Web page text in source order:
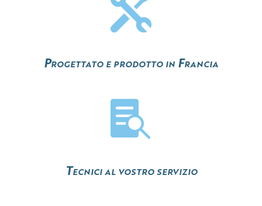

Progettato e prodotto in Francia

Tecnici al vostro servizio